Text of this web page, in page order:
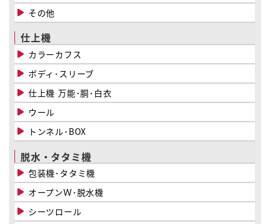
その他
仕上機
カラーカフス
ボディ･スリーブ
仕上機 万能･胴･白衣
ウール
トンネル･BOX
脱水・タタミ機
包装機･タタミ機
オープンＷ･脱水機
シーツロール